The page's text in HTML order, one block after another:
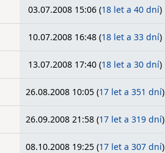
03.07.2008 15:06 (18 let a 40 dní)
10.07.2008 16:48 (18 let a 33 dní)
13.07.2008 17:40 (18 let a 30 dní)
26.08.2008 10:05 (17 let a 351 dní)
26.09.2008 21:58 (17 let a 319 dní)
08.10.2008 19:25 (17 let a 307 dní)